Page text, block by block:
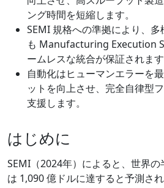
ング時間を短縮します。
SEMI 規格への準拠により、
も Manufacturing Execution
ームレスな統合が保証されます
自動化はヒューマンエラーを
ットを向上させ、完全自律型
支援します。
はじめに
SEMI（2024年）によると、世界
は 1,090 億ドルに達すると予測さ